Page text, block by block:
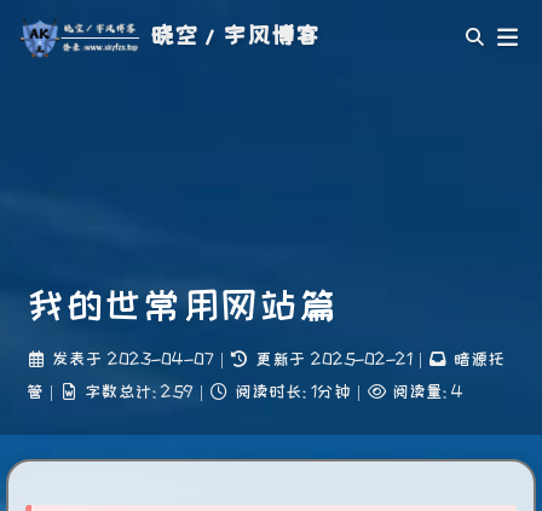
晓空/宇风博客
我的世常用网站篇
发表于 2023-04-07 | 更新于 2025-02-21 |
暗源托
管 | 字数总计: 259 | 阅读时长: 1分钟 | 阅读量: 4